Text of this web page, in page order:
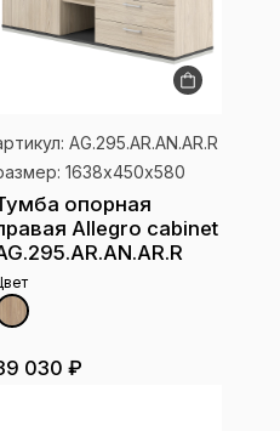
AG.295.AR.AN.AR.R
1638х450х580
опорная
Allegro cabinet
030 ₽